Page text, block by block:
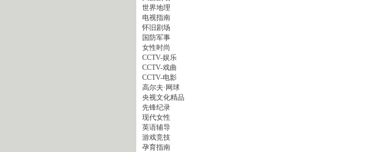
世界地理
电视指南
怀旧剧场
国防军事
女性时尚
CCTV-娱乐
CCTV-戏曲
CCTV-电影
高尔夫·网球
央视文化精品
先锋纪录
现代女性
英语辅导
游戏竞技
孕育指南